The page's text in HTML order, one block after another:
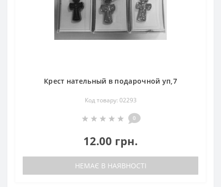
Крест нательный в подарочной уп,7
Код товару: 02293
0
12.00 грн.
НЕМАЄ В НАЯВНОСТІ